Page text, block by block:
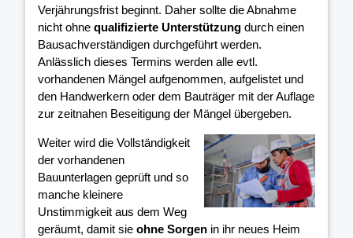
Verjährungsfrist beginnt. Daher sollte die Abnahme
nicht ohne qualifizierte Unterstützung durch einen
Bausachverständigen durchgeführt werden.
Anlässlich dieses Termins werden alle evtl.
vorhandenen Mängel aufgenommen, aufgelistet und
den Handwerkern oder dem Bauträger mit der Auflage
zur zeitnahen Beseitigung der Mängel übergeben.
Weiter wird die Vollständigkeit
der vorhandenen
Bauunterlagen geprüft und so
manche kleinere
Unstimmigkeit aus dem Weg
geräumt, damit sie ohne Sorgen in ihr neues Heim